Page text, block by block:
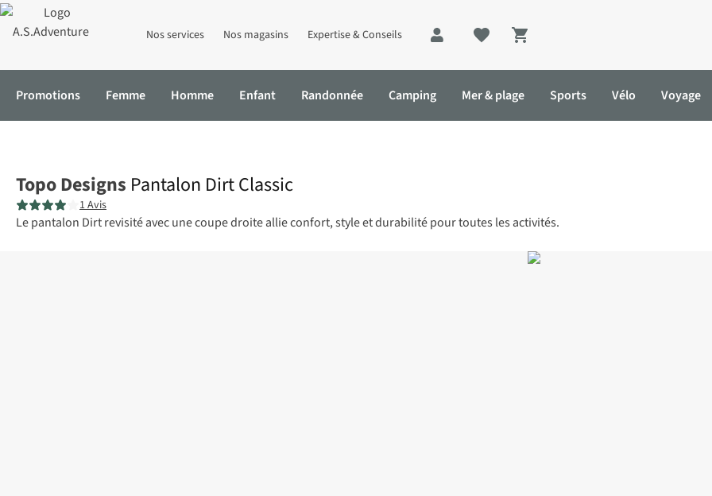
Nos services Nos magasins Expertise & Conseils
Shopping cart
Promotions Femme Homme Enfant Randonnée Camping Mer & plage Sports Vélo Voyage
Topo Designs Pantalon Dirt Classic
1 Avis
Le pantalon Dirt revisité avec une coupe droite allie confort, style et durabilité pour toutes les activités.